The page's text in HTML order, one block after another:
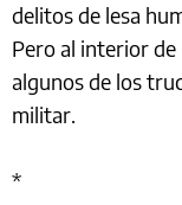
delitos de lesa
Pero al interior de
algunos de los
militar.
*